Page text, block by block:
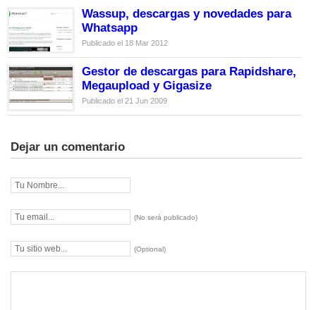
Wassup, descargas y novedades para
Whatsapp
Publicado el 18 Mar 2012
Gestor de descargas para Rapidshare,
Megaupload y Gigasize
Publicado el 21 Jun 2009
Dejar un comentario
(No será publicado)
(Optional)